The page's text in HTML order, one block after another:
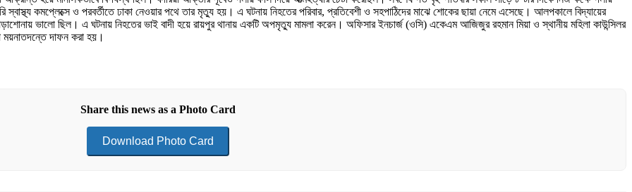
স্বাস্থ্য কমপ্লেক্সে ও পরবর্তীতে ঢাকা নেওয়ার পথে তার মৃত্যু হয়। এ ঘটনায় নিহতের পরিবার, প্রতিবেশী ও সহপাঠিদের মাঝে শোকের ছায়া নেমে এসেছে। আলপকালে বিদ্যায়ের
ভালো ছিল। এ ঘটনায় নিহতের ভাই বাদী হয়ে রায়পুর থানায় একটি অপমৃত্যু মামলা করেন। অফিসার ইনচার্জ (ওসি) একেএম আজিজুর রহমান মিয়া ও স্থানীয় মহিলা কাউন্সিলর
ময়নাতদন্তে দাফন করা হয়।
Share this news as a Photo Card
Download Photo Card